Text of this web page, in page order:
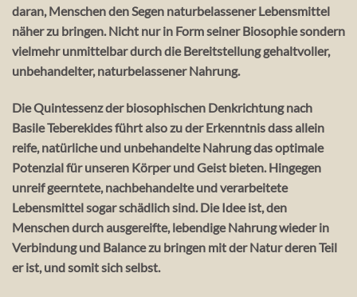
daran, Menschen den Segen naturbelassener Lebensmittel
näher zu bringen. Nicht nur in Form seiner Biosophie sondern
vielmehr unmittelbar durch die Bereitstellung gehaltvoller,
unbehandelter, naturbelassener Nahrung.
Die Quintessenz der biosophischen Denkrichtung nach
Basile Teberekides führt also zu der Erkenntnis dass allein
reife, natürliche und unbehandelte Nahrung das optimale
Potenzial für unseren Körper und Geist bieten. Hingegen
unreif geerntete, nachbehandelte und verarbeitete
Lebensmittel sogar schädlich sind. Die Idee ist, den
Menschen durch ausgereifte, lebendige Nahrung wieder in
Verbindung und Balance zu bringen mit der Natur deren Teil
er ist, und somit sich selbst.